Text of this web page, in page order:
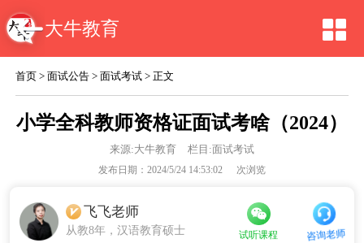
大牛教育
首页 >面试公告 >面试考试 > 正文
小学全科教师资格证面试考啥（2024）
来源:大牛教育 栏目:面试考试
发布日期：2024/5/24 14:53:02 次浏览
飞飞老师
从教8年，汉语教育硕士 试听课程 咨询老师